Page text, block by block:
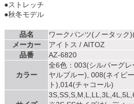
●ストレッチ
●秋冬モデル
品名
ワークパンツ(ノータック
メーカー
アイトス / AITOZ
品番
AZ-6820
カラー
全6色：003(シルバーグ
ヤルブルー), 008(ネイビ
ト),014(チャコール)